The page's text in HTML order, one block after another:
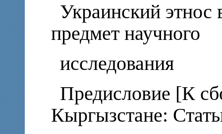
Украинский этнос
предмет научного
исследования
Предисловие [К
Кыргызстане: